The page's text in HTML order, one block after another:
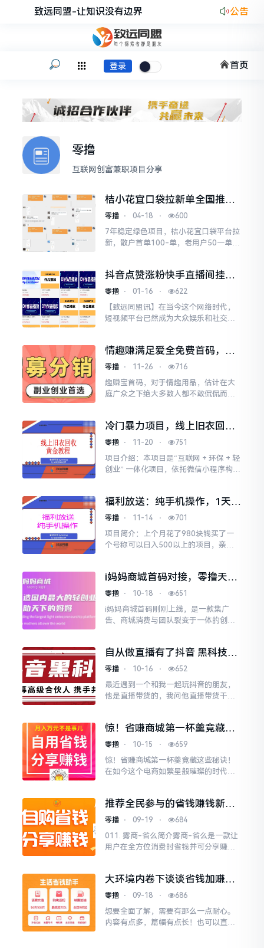
致远同盟-让知识没有边界 公告
登录 首页
零撸
互联网创富兼职项目分享
桔小花宜口袋拉新单全国推广
团队长代理月入过万
零撸 ⋅ 04-18 ⋅ 600
7年稳定绿色项目，桔小花宜口袋平台拉
新，散户首单100-单，老用户50一单单
过万，一
抖音点赞涨粉快手直播间挂铁
之抖音 黑科技云端商城自助下
零撸 ⋅ 01-16 ⋅ 622
【致远同盟讯】在当今这个网络时代，
短视频平台已然成为大众娱乐和社交的
后，却隐藏着一个神秘的工具
情趣赚满足爱全免费首码，对
接团长享受芜限代扶持
零撸 ⋅ 11-26 ⋅ 716
趣赚宝首码，对于情趣用品，估计在大
庭广众之下绝大多数人都不敢侃侃而
用过成人情趣用品。但从实际情
冷门暴力项目，线上旧衣回
收，闲置变黄金环保又利民，
零撸 ⋅ 11-20 ⋅ 751
项目介绍：本项目是“互联网 + 环保 + 轻
创业” 一体化项目，依托微信小程序构建
理与长期被
福利放送：纯手机操作，1天
100+的小白项目，非常简单！
零撸 ⋅ 11-14 ⋅ 701
项目简介：上个月花了980块钱买了一
个号称可以日入500以上的项目，亲测2
当天挣当天就
i妈妈商城首码对接，零撸天花
板，各平台一条线滑落，赶快
零撸 ⋅ 10-18 ⋅ 651
i妈妈商城首码刚刚上线，是一款集广
告、商城消费与团队裂变于一体的创新
系，实现每天轻松赚取四位
自从做直播有了抖音 黑科技云
端商城，搞副业就算失业了也
零撸 ⋅ 10-16 ⋅ 652
最近遇到一个和我一起玩抖音的朋友，
他是直播带货的，我问他直播带货干的
买，看看人家直播间不停的
惊！省赚商城第一杯羹竟藏这
些秘诀！
零撸 ⋅ 10-15 ⋅ 659
惊！省赚商城第一杯羹竟藏这些秘诀！
在如今这个电商如繁星般璀璨的时代，
都渴望在这片充满商机的土
推荐全民参与的省钱赚钱新方
案
零撸 ⋅ 09-19 ⋅ 684
011. 雾商-省么简介雾商-省么是一款让
用户在全方位消费时省钱并可分享赚钱
率先领取到商家
大环境内卷下谈谈省钱加赚钱
的话题之雾商(省么)项目介绍
零撸 ⋅ 09-18 ⋅ 686
想要全面了解，需要有那么一点耐心。
内容有点多，篇幅有点长！也可以直接